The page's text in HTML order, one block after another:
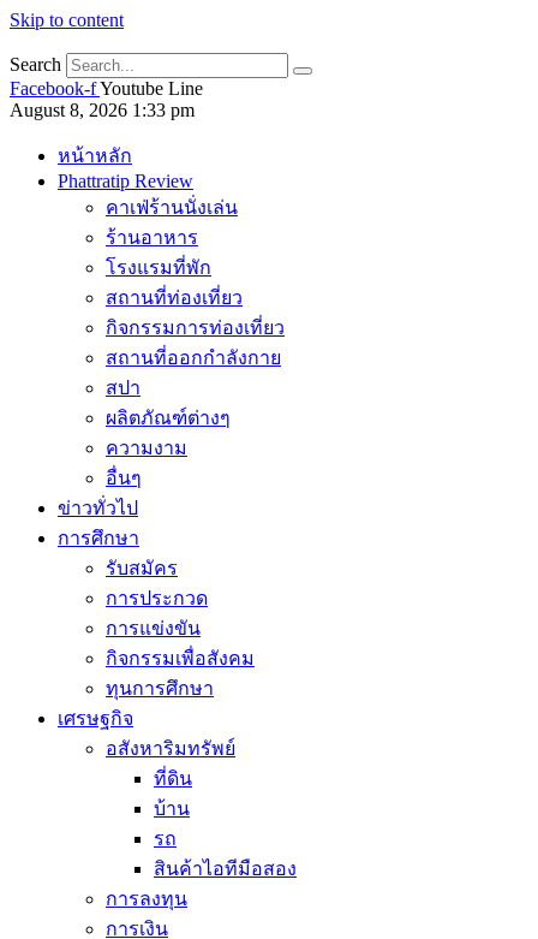
Skip to content
Search
Facebook-fYoutube Line
August 8, 2026 1:33 pm
หน้าหลัก
Phattratip Review
คาเฟ่ร้านนั่งเล่น
ร้านอาหาร
โรงแรมที่พัก
สถานที่ท่องเที่ยว
กิจกรรมการท่องเที่ยว
สถานที่ออกกำลังกาย
สปา
ผลิตภัณฑ์ต่างๆ
ความงาม
อื่นๆ
ข่าวทั่วไป
การศึกษา
รับสมัคร
การประกวด
การแข่งขัน
กิจกรรมเพื่อสังคม
ทุนการศึกษา
เศรษฐกิจ
อสังหาริมทรัพย์
ที่ดิน
บ้าน
รถ
สินค้าไอทีมือสอง
การลงทุน
การเงิน